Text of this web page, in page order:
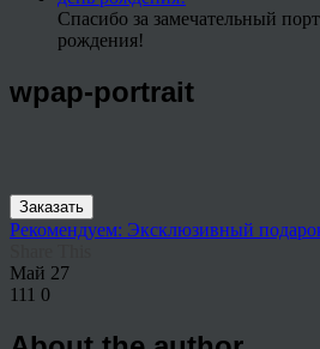
Спасибо за замечательный
рождения!
wpap-portrait
Заказать
Рекомендуем: Эксклюзивный
Май 27
111 0